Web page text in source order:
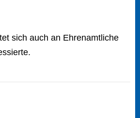
sich auch an Ehrenamtliche